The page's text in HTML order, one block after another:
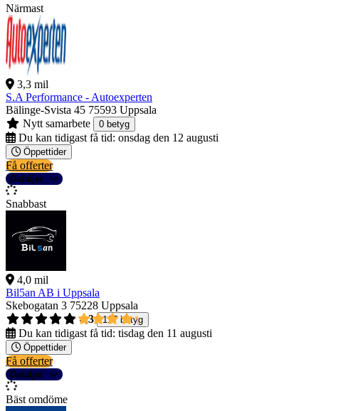
Närmast
3,3 mil
S.A Performance - Autoexperten
Bälinge-Svista 45 75593 Uppsala
Nytt samarbete
0 betyg
Du kan tidigast få tid: onsdag den 12 augusti
Öppettider
Få offerter
Detaljer
Snabbast
4,0 mil
Bil5an AB i Uppsala
Skebogatan 3 75228 Uppsala
4,3
117 betyg
Du kan tidigast få tid: tisdag den 11 augusti
Öppettider
Få offerter
Detaljer
Bäst omdöme